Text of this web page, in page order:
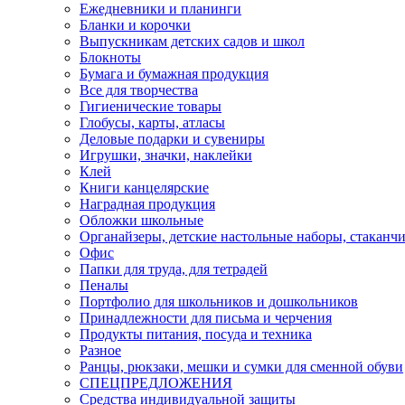
Ежедневники и планинги
Бланки и корочки
Выпускникам детских садов и школ
Блокноты
Бумага и бумажная продукция
Все для творчества
Гигиенические товары
Глобусы, карты, атласы
Деловые подарки и сувениры
Игрушки, значки, наклейки
Клей
Книги канцелярские
Наградная продукция
Обложки школьные
Органайзеры, детские настольные наборы,
Офис
Папки для труда, для тетрадей
Пеналы
Портфолио для школьников и дошкольников
Принадлежности для письма и черчения
Продукты питания, посуда и техника
Разное
Ранцы, рюкзаки, мешки и сумки для сменной обуви
СПЕЦПРЕДЛОЖЕНИЯ
Средства индивидуальной защиты